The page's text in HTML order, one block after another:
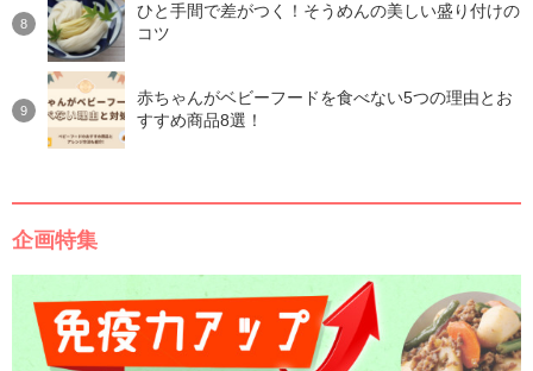
ひと手間で差がつく！そうめんの美しい盛り付けの
コツ
赤ちゃんがベビーフードを食べない5つの理由とお
すすめ商品8選！
企画特集